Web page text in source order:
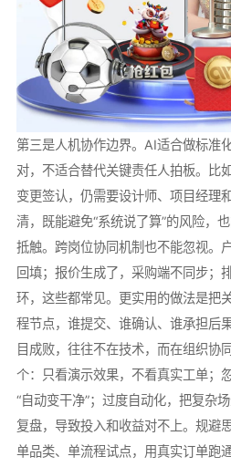
第三是人机协作边界。AI适合做标准
对，不适合替代关键责任人拍板。比
变更签认，仍需要设计师、项目经理
清，既能避免“系统说了算”的风险，
抵触。跨岗位协同机制也不能忽视。
回填；报价生成了，采购端不同步；
环，这些都常见。更实用的做法是把
程节点，谁提交、谁确认、谁承担后
目成败，往往不在技术，而在组织协
个：只看演示效果，不看真实工单；
“自动变干净”；过度自动化，把复杂
复盘，导致投入和收益对不上。规避
单品类、单流程试点，用真实订单跑